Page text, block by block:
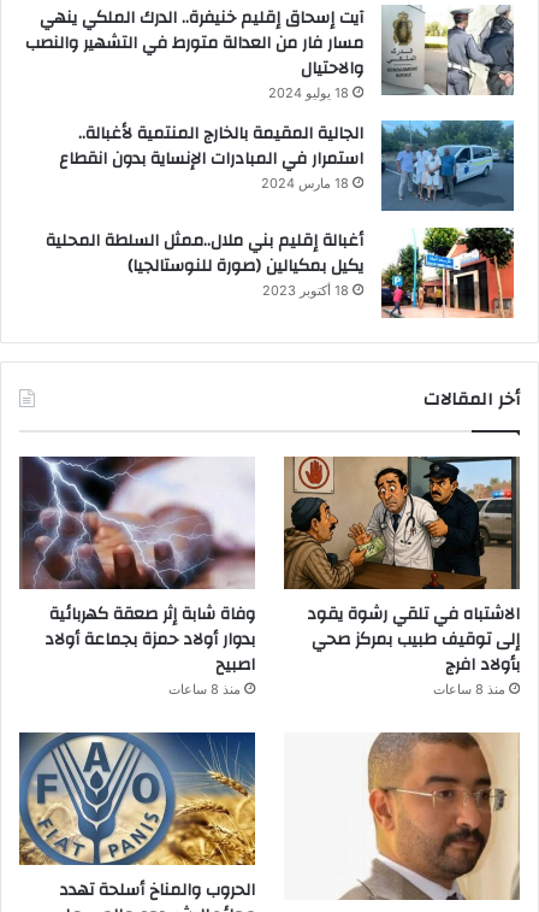
آيت إسحاق إقليم خنيفرة.. الدرك الملكي ينهي
مسار فار من العدالة متورط في التشهير والنصب
والاحتيال
18 يوليو 2024
الجالية المقيمة بالخارج المنتمية لأغبالة..
استمرار في المبادرات الإنساية بدون انقطاع
18 مارس 2024
أغبالة إقليم بني ملال..ممثل السلطة المحلية
يكيل بمكيالين (صورة للنوستالجيا)
18 أكتوبر 2023
أخر المقالات
الاشتباه في تلقي رشوة يقود
إلى توقيف طبيب بمركز صحي
بأولاد افرج
منذ 8 ساعات
وفاة شابة إثر صعقة كهربائية
بدوار أولاد حمزة بجماعة أولاد
اصبيح
منذ 8 ساعات
الحروب والمناخ أسلحة تهدد